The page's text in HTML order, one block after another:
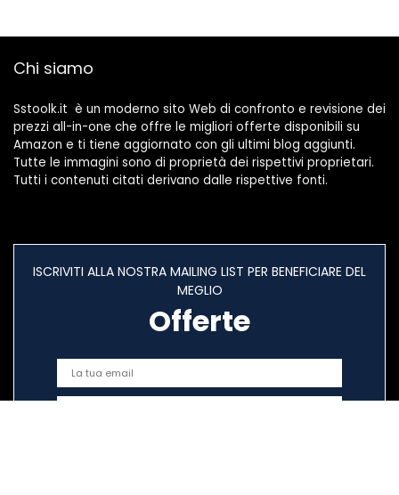
Chi siamo
Sstoolk.it è un moderno sito Web di confronto e revisione dei
prezzi all-in-one che offre le migliori offerte disponibili su
Amazon e ti tiene aggiornato con gli ultimi blog aggiunti.
Tutte le immagini sono di proprietà dei rispettivi proprietari.
Tutti i contenuti citati derivano dalle rispettive fonti.
ISCRIVITI ALLA NOSTRA MAILING LIST PER BENEFICIARE DEL
MEGLIO
Offerte